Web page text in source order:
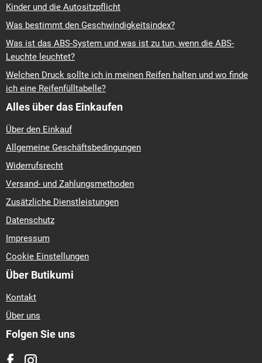
Kinder und die Autositzpflicht
Was bestimmt den Geschwindigkeitsindex?
Was ist das ABS-System und was ist zu tun, wenn die ABS-
Leuchte leuchtet?
Welchen Druck sollte ich in meinen Reifen halten und wo finde
ich eine Reifenfülltabelle?
Alles über das Einkaufen
Über den Einkauf
Allgemeine Geschäftsbedingungen
Widerrufsrecht
Versand- und Zahlungsmethoden
Zusätzliche Dienstleistungen
Datenschutz
Impressum
Cookie Einstellungen
Über Butikumi
Kontakt
Über uns
Folgen Sie uns